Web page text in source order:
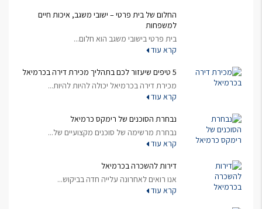
החלום של בית פרטי – ישובי משגב, איכות חיים
למשפחות
בית פרטי בישובי משגב הוא חלום...
קרא עוד
5 טיפים שיעזור לכם בתהליך מכירת דירה בכרמיאל
מכירת דירה בכרמיאל יכולה להיות להיות...
קרא עוד
נבחרת הסוכנים של רימקס כרמיאל
נבחרת מרשימה של סוכנים מקצועיים של...
קרא עוד
דירות להשכרה בכרמיאל
אנו רואים לאחרונה עלייה חדה בביקוש...
קרא עוד